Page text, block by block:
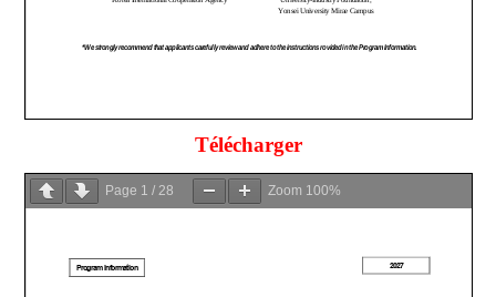
Télécharger
Page 1 /28 Zoom 100%